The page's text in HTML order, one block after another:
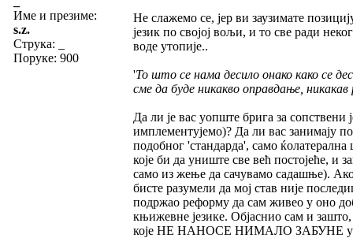
Име и презиме:
s.z.
Струка:
Поруке: 900
Не слажемо се, јер ви заузимате
језик по својој вољи, и то све ради
воде утопије..
'То што се нама десило онако како се
сме да буде никакво оправдање,
Да ли је вас уопште брига за
имплементујемо)? Да ли вас занимају
подобног 'стандарда', само ќолатерална
које би да униште све већ постојеће,
само из жење да сачувамо садашње).
бисте разумели да мој став није
подржао реформу да сам живео у оно
књижевне језике. Објаснио сам и
које НЕ НАНОСЕ НИМАЛО ЗАБУНЕ у